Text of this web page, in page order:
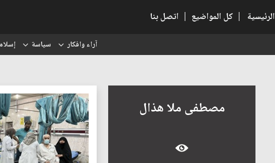
الرئيسية | كل المواضيع | اتصل بنا
آراء وافكار سياسة
مصطفى ملا هذال